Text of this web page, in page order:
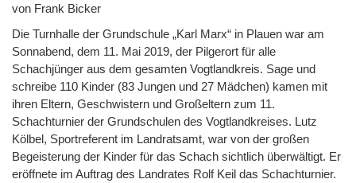
von Frank Bicker
Die Turnhalle der Grundschule „Karl Marx“ in Plauen war am
Sonnabend, dem 11. Mai 2019, der Pilgerort für alle
Schachjünger aus dem gesamten Vogtlandkreis. Sage und
schreibe 110 Kinder (83 Jungen und 27 Mädchen) kamen mit
ihren Eltern, Geschwistern und Großeltern zum 11.
Schachturnier der Grundschulen des Vogtlandkreises. Lutz
Kölbel, Sportreferent im Landratsamt, war von der großen
Begeisterung der Kinder für das Schach sichtlich überwältigt. Er
eröffnete im Auftrag des Landrates Rolf Keil das Schachturnier.